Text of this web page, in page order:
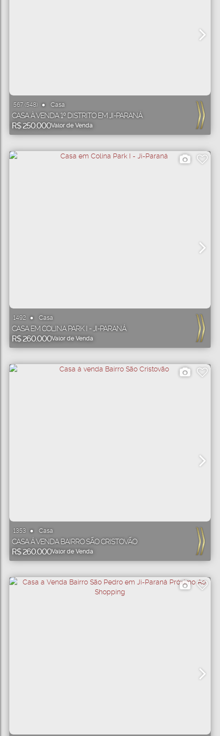
567 (548) Casa
R$250.000Valor de Venda
CASA À VENDA 1º DISTRITO EM JI-PARANÁ
1492 Casa
R$260.000Valor de Venda
CASA EM COLINA PARK I - JI-PARANÁ
1353 Casa
R$260.000Valor de Venda
CASA Á VENDA BAIRRO SÃO CRISTOVÃO